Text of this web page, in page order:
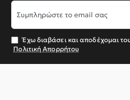
Συμπληρώστε
το
email
σας
Έχω διαβάσει και αποδέχομαι
Πολιτική Απορρήτου